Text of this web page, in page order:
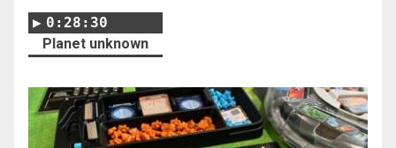
0:28:30
Planet unknown